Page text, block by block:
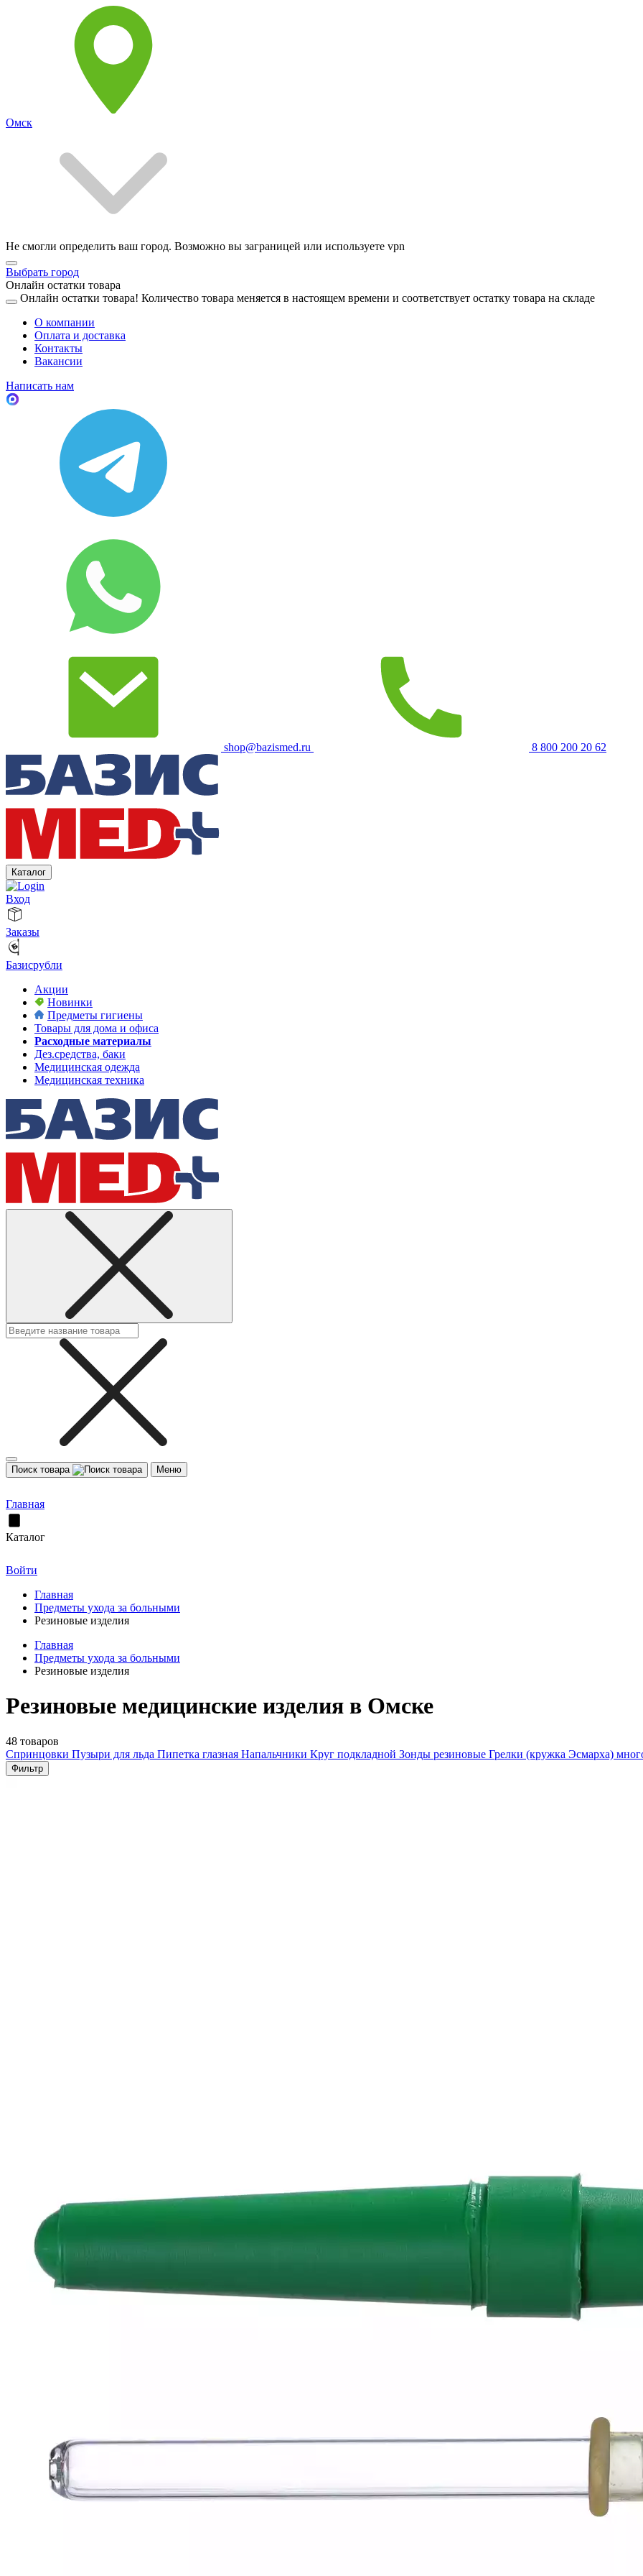
Омск
Не смогли определить ваш город. Возможно вы заграницей или используете vpn
Выбрать город
Онлайн остатки товара
Онлайн остатки товара! Количество товара меняется в настоящем времени и соответствует остатку товара на складе
О компании
Оплата и доставка
Контакты
Вакансии
Написать нам
shop@bazismed.ru 8 800 200 20 62
Каталог
Вход
Заказы
Базисрубли
Акции
Новинки
Предметы гигиены
Товары для дома и офиса
Расходные материалы
Дез.средства, баки
Медицинская одежда
Медицинская техника
Поиск товара Меню
Главная
Каталог
Войти
Главная
Предметы ухода за больными
Резиновые изделия
Главная
Предметы ухода за больными
Резиновые изделия
Резиновые медицинские изделия в Омске
48 товаров
Спринцовки Пузыри для льда Пипетка глазная Напальчники Круг подкладной Зонды резиновые Грелки (кружка Эсмарха)
Фильтр